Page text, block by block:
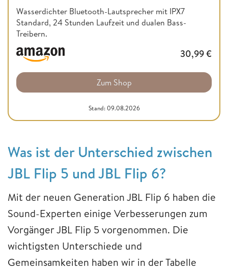
Wasserdichter Bluetooth-Lautsprecher mit IPX7
Standard, 24 Stunden Laufzeit und dualen Bass-
Treibern.
30,99€
Zum Shop
Stand: 09.08.2026
Was ist der Unterschied zwischen
JBL Flip 5 und JBL Flip 6?
Mit der neuen Generation JBL Flip 6 haben die
Sound-Experten einige Verbesserungen zum
Vorgänger JBL Flip 5 vorgenommen. Die
wichtigsten Unterschiede und
Gemeinsamkeiten haben wir in der Tabelle